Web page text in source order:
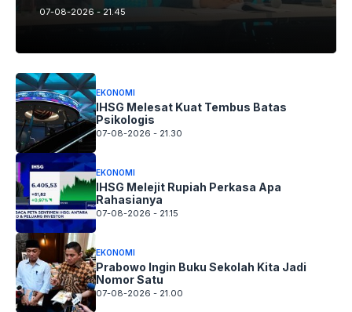
07-08-2026 - 21.45
EKONOMI
IHSG Melesat Kuat Tembus Batas
Psikologis
07-08-2026 - 21.30
EKONOMI
IHSG Melejit Rupiah Perkasa Apa
Rahasianya
07-08-2026 - 21.15
EKONOMI
Prabowo Ingin Buku Sekolah Kita Jadi
Nomor Satu
07-08-2026 - 21.00